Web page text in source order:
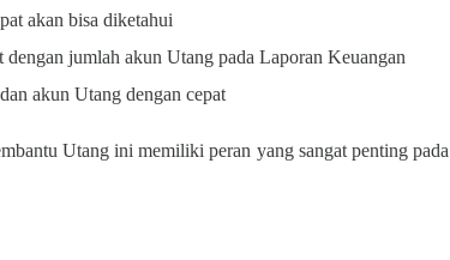
akan bisa diketahui
jumlah akun Utang pada Laporan Keuangan
akun Utang dengan cepat
Utang ini memiliki peran yang sangat penting pada